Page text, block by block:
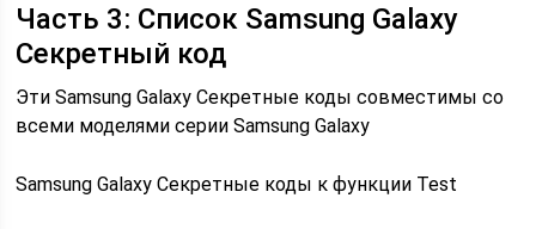
Часть 3: Список Samsung Galaxy
Секретный код
Эти Samsung Galaxy Секретные коды совместимы со
всеми моделями серии Samsung Galaxy
Samsung Galaxy Секретные коды к функции Test